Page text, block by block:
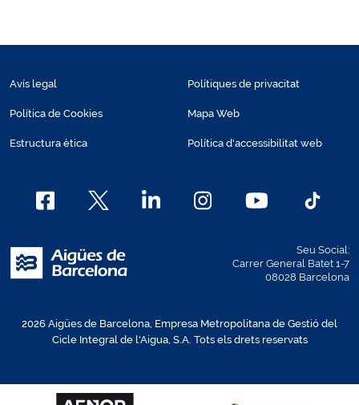
Avís legal
Política de Cookies
Estructura ètica
Polítiques de privacitat
Mapa Web
Política d'accessibilitat web
Seu Social:
Carrer General Batet 1-7
08028 Barcelona
2026 Aigües de Barcelona, Empresa Metropolitana de Gestió del
Cicle Integral de l'Aigua, S.A. Tots els drets reservats